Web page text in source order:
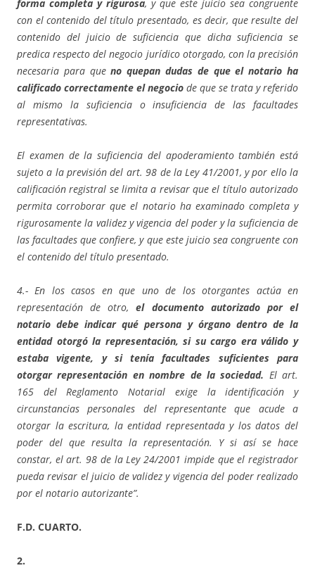
forma completa y rigurosa, y que este juicio sea congruente
con el contenido del título presentado, es decir, que resulte del
contenido del juicio de suficiencia que dicha suficiencia se
predica respecto del negocio jurídico otorgado, con la precisión
necesaria para queno quepan dudas de que el notario ha
calificado correctamente el negocio de que se trata y referido
al mismo la suficiencia o insuficiencia de las facultades
representativas.
El examen de la suficiencia del apoderamiento también está
sujeto a la previsión del art. 98 de la Ley 41/2001, y por ello la
calificación registral se limita a revisar que el título autorizado
permita corroborar que el notario ha examinado completa y
rigurosamente la validez y vigencia del poder y la suficiencia de
las facultades que confiere, y que este juicio sea congruente con
el contenido del título presentado.
4.- En los casos en que uno de los otorgantes actúa en
representación de otro,el documento autorizado por el
notario debe indicar qué persona y órgano dentro de la
entidad otorgó la representación, si su cargo era válido y
estaba vigente, y si tenía facultades suficientes para
otorgar representación en nombre de la sociedad. El art.
165 del Reglamento Notarial exige la identificación y
circunstancias personales del representante que acude a
otorgar la escritura, la entidad representada y los datos del
poder del que resulta la representación. Y si así se hace
constar, el art. 98 de la Ley 24/2001 impide que el registrador
pueda revisar el juicio de validez y vigencia del poder realizado
por el notario autorizante”.
F.D. CUARTO.
2.